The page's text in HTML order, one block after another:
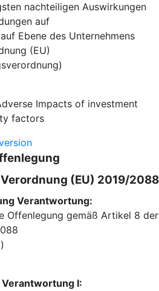
nachteiligen Auswirkungen
auf
Ebene des Unternehmens
(EU)
Impacts of investment
factors
(EU) 2019/2088
Verantwortung:
Offenlegung gemäß Artikel 8 der
I: